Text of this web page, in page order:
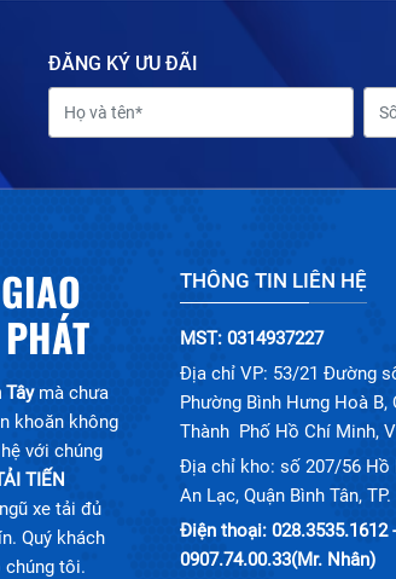
ĐĂNG KÝ ƯU ĐÃI
mà chưa
khoăn không
với chúng
TIẾN
xe tải đủ
Quý khách
chúng tôi.
THÔNG TIN LIÊN HỆ
MST: 0314937227
Địa chỉ VP: 53/21 Đường
Phường Bình Hưng Hoà B,
Thành Phố Hồ Chí Minh,
Địa chỉ kho: số 207/56 Hồ
An Lạc, Quận Bình Tân,
Điện thoại: 028.3535.1612
0907.74.00.33(Mr. Nhân)